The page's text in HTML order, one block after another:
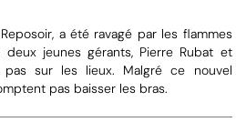
a été ravagé par les flammes
jeunes gérants, Pierre Rubat et
pas sur les lieux. Malgré ce nouvel
pas baisser les bras.